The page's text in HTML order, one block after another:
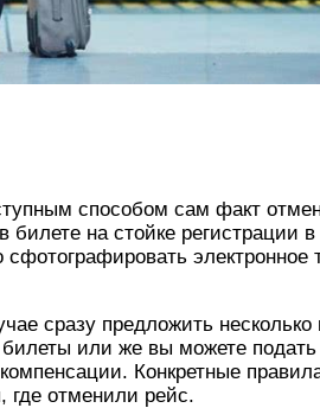
способом сам факт
на стойке регистрации в
электронное
сразу предложить несколько
или же вы можете подать
Конкретные
где отменили рейс.